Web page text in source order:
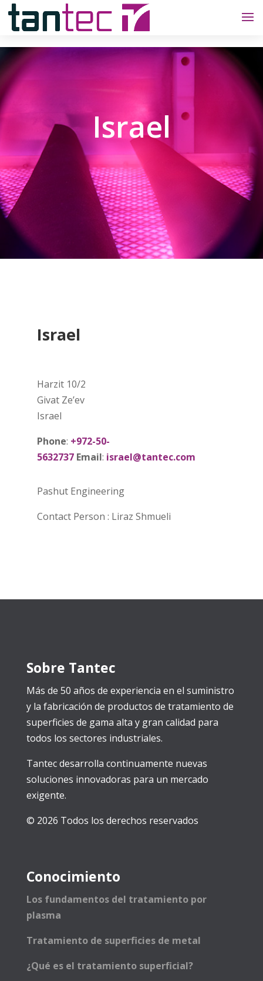
Israel
Israel
Harzit 10/2
Givat Ze’ev
Israel
Phone: +972-50-
5632737 Email: israel@tantec.com
Pashut Engineering
Contact Person : Liraz Shmueli
Sobre Tantec
Más de 50 años de experiencia en el suministro
y la fabricación de productos de tratamiento de
superficies de gama alta y gran calidad para
todos los sectores industriales.
Tantec desarrolla continuamente nuevas
soluciones innovadoras para un mercado
exigente.
© 2026 Todos los derechos reservados
Conocimiento
Los fundamentos del tratamiento por
plasma
Tratamiento de superficies de metal
¿Qué es el tratamiento superficial?